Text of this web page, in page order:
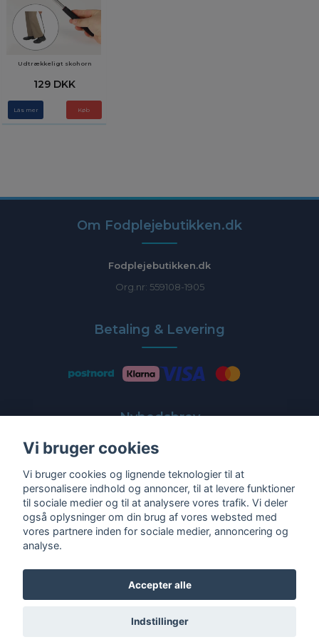
Udtrækkeligt skohorn
129 DKK
Läs mer
Om Fodplejebutikken.dk
Fodplejebutikken.dk
Org.nr: 559108-1905
Betaling & Levering
Nyhedsbrev
Få de nyeste tilbud og nyheder direkte i din indbakke
E-post
Vi bruger cookies
Vi bruger cookies og lignende teknologier til at
personalisere indhold og annoncer, til at levere funktioner
til sociale medier og til at analysere vores trafik. Vi deler
også oplysninger om din brug af vores websted med
vores partnere inden for sociale medier, annoncering og
analyse.
Accepter alle
Indstillinger